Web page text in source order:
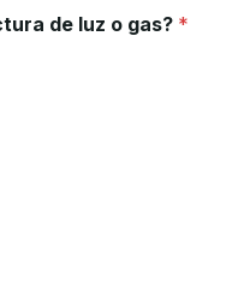
de luz o gas? *